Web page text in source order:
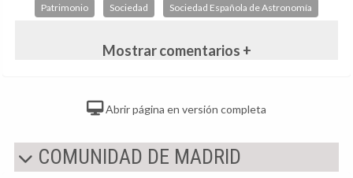
Patrimonio Sociedad Sociedad Española de Astronomía
Mostrar comentarios +
Abrir página en versión completa
COMUNIDAD DE MADRID